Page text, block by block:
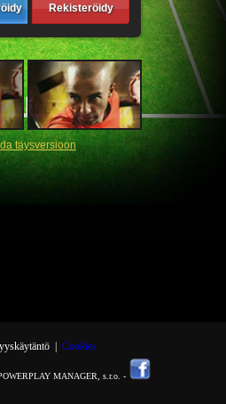
Rekisteröidy
täysversioon
| Cookies
MANAGER, s.r.o. -